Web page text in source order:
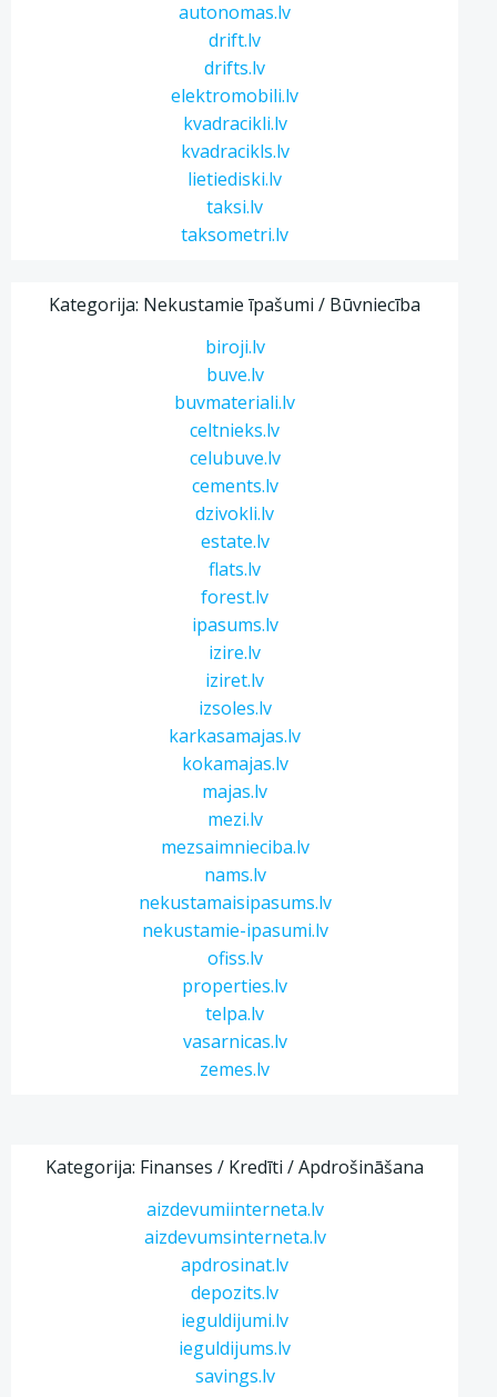
autonomas.lv
drift.lv
drifts.lv
elektromobili.lv
kvadracikli.lv
kvadracikls.lv
lietiediski.lv
taksi.lv
taksometri.lv
Kategorija: Nekustamie īpašumi / Būvniecība
biroji.lv
buve.lv
buvmateriali.lv
celtnieks.lv
celubuve.lv
cements.lv
dzivokli.lv
estate.lv
flats.lv
forest.lv
ipasums.lv
izire.lv
iziret.lv
izsoles.lv
karkasamajas.lv
kokamajas.lv
majas.lv
mezi.lv
mezsaimnieciba.lv
nams.lv
nekustamaisipasums.lv
nekustamie-ipasumi.lv
ofiss.lv
properties.lv
telpa.lv
vasarnicas.lv
zemes.lv
Kategorija: Finanses / Kredīti / Apdrošināšana
aizdevumiinterneta.lv
aizdevumsinterneta.lv
apdrosinat.lv
depozits.lv
ieguldijumi.lv
ieguldijums.lv
savings.lv